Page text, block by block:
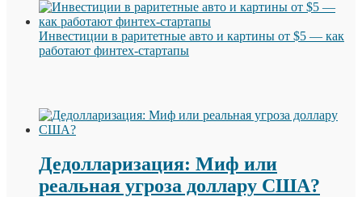
Инвестиции в раритетные авто и картины от $5 — как
работают финтех-стартапы
Дедолларизация: Миф или
реальная угроза доллару США?